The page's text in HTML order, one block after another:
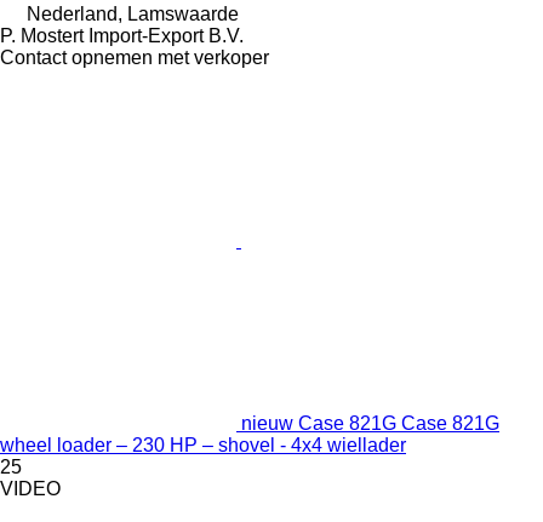
Nederland, Lamswaarde
P. Mostert Import-Export B.V.
Contact opnemen met verkoper
nieuw Case 821G Case 821G
wheel loader – 230 HP – shovel - 4x4 wiellader
25
VIDEO